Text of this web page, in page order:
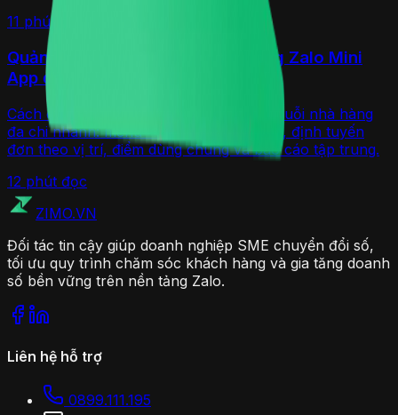
11 phút
Quản lý chuỗi nhà hàng/quán bằng Zalo Mini
App đa chi nhánh 2026
Cách dùng một Zalo Mini App quản lý chuỗi nhà hàng
đa chi nhánh: menu - giá theo chi nhánh, định tuyến
đơn theo vị trí, điểm dùng chung và báo cáo tập trung.
12 phút đọc
ZIMO.VN
Đối tác tin cậy giúp doanh nghiệp SME chuyển đổi số,
tối ưu quy trình chăm sóc khách hàng và gia tăng doanh
số bền vững trên nền tảng Zalo.
Liên hệ hỗ trợ
0899.111.195